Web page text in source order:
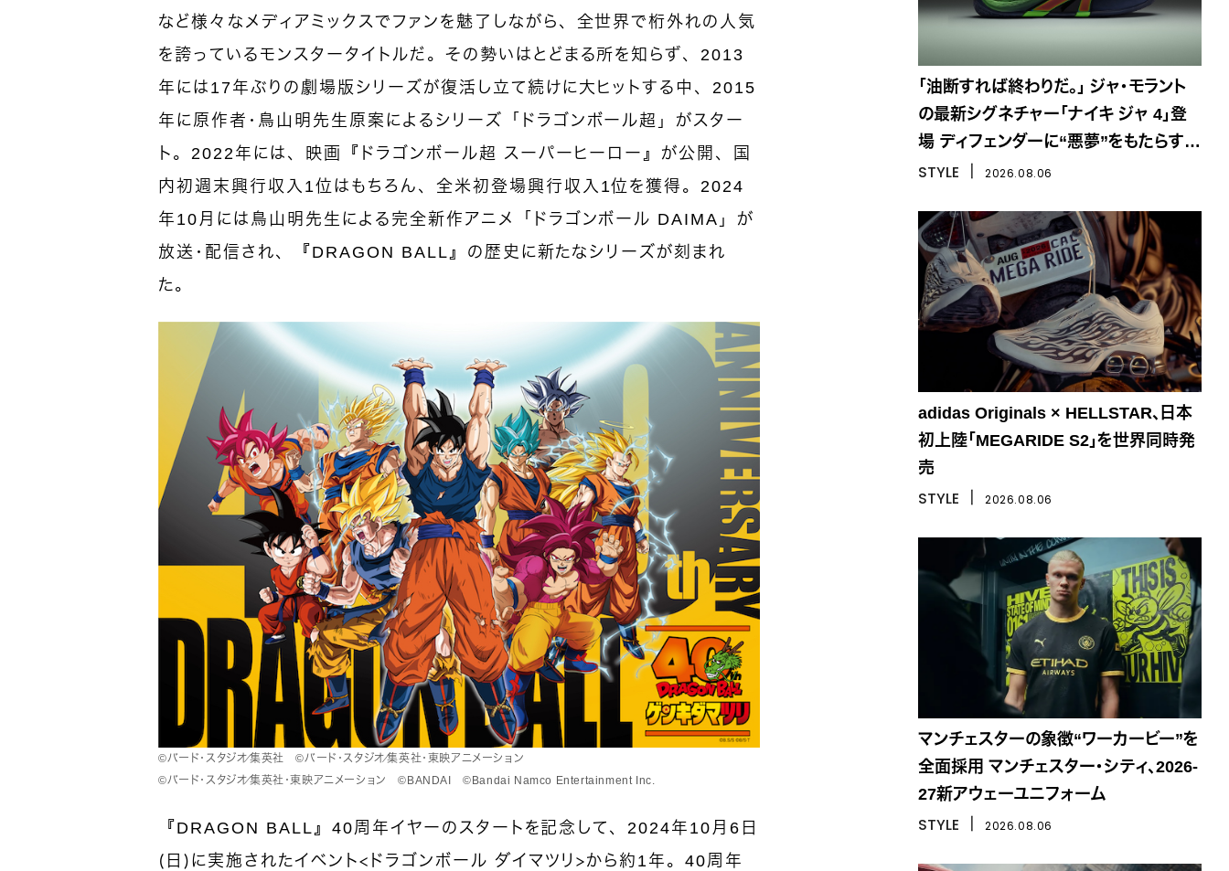
など様々なメディアミックスでファンを魅了しながら、全世界で桁外れの人気
を誇っているモンスタータイトルだ。その勢いはとどまる所を知らず、2013
年には17年ぶりの劇場版シリーズが復活し立て続けに大ヒットする中、2015
年に原作者・鳥山明先生原案によるシリーズ「ドラゴンボール超」がスター
ト。2022年には、映画『ドラゴンボール超 スーパーヒーロー』が公開、国
内初週末興行収入1位はもちろん、全米初登場興行収入1位を獲得。2024
年10月には鳥山明先生による完全新作アニメ「ドラゴンボール DAIMA」が
放送・配信され、『DRAGON BALL』の歴史に新たなシリーズが刻まれ
た。
©バード・スタジオ／集英社 ©バード・スタジオ／集英社・東映アニメーション
©バード・スタジオ／集英社・東映アニメーション ©BANDAI ©Bandai Namco Entertainment Inc.
『DRAGON BALL』40周年イヤーのスタートを記念して、2024年10月6日
（日）に実施されたイベント＜ドラゴンボール ダイマツリ＞から約1年。40周年
「油断すれば終わりだ。」 ジャ・モラント
の最新シグネチャー「ナイキ ジャ 4」登
場 ディフェンダーに“悪夢”をもたらす一
足
STYLE 2026.08.06
adidas Originals × HELLSTAR、日本
初上陸「MEGARIDE S2」を世界同時発
売
STYLE 2026.08.06
マンチェスターの象徴“ワーカービー”を
全面採用 マンチェスター・シティ、2026-
27新アウェーユニフォーム
STYLE 2026.08.06